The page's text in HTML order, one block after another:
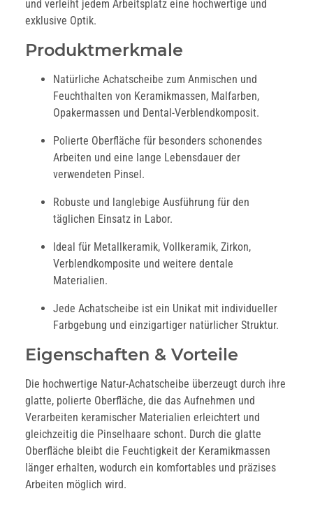
und verleiht jedem Arbeitsplatz eine hochwertige und
exklusive Optik.
Produktmerkmale
Natürliche Achatscheibe zum Anmischen und
Feuchthalten von Keramikmassen, Malfarben,
Opakermassen und Dental-Verblendkomposit.
Polierte Oberfläche für besonders schonendes
Arbeiten und eine lange Lebensdauer der
verwendeten Pinsel.
Robuste und langlebige Ausführung für den
täglichen Einsatz in Labor.
Ideal für Metallkeramik, Vollkeramik, Zirkon,
Verblendkomposite und weitere dentale
Materialien.
Jede Achatscheibe ist ein Unikat mit individueller
Farbgebung und einzigartiger natürlicher Struktur.
Eigenschaften & Vorteile
Die hochwertige Natur-Achatscheibe überzeugt durch ihre
glatte, polierte Oberfläche, die das Aufnehmen und
Verarbeiten keramischer Materialien erleichtert und
gleichzeitig die Pinselhaare schont. Durch die glatte
Oberfläche bleibt die Feuchtigkeit der Keramikmassen
länger erhalten, wodurch ein komfortables und präzises
Arbeiten möglich wird.